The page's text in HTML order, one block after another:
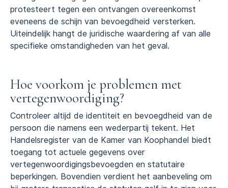
protesteert tegen een ontvangen overeenkomst
eveneens de schijn van bevoegdheid versterken.
Uiteindelijk hangt de juridische waardering af van alle
specifieke omstandigheden van het geval.
Hoe voorkom je problemen met
vertegenwoordiging?
Controleer altijd de identiteit en bevoegdheid van de
persoon die namens een wederpartij tekent. Het
Handelsregister van de Kamer van Koophandel biedt
toegang tot actuele gegevens over
vertegenwoordigingsbevoegden en statutaire
beperkingen. Bovendien verdient het aanbeveling om